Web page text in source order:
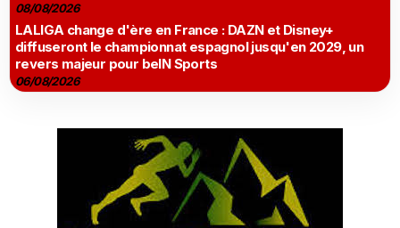
08/08/2026
LALIGA change d'ère en France : DAZN et Disney+
diffuseront le championnat espagnol jusqu'en 2029, un
revers majeur pour beIN Sports
06/08/2026